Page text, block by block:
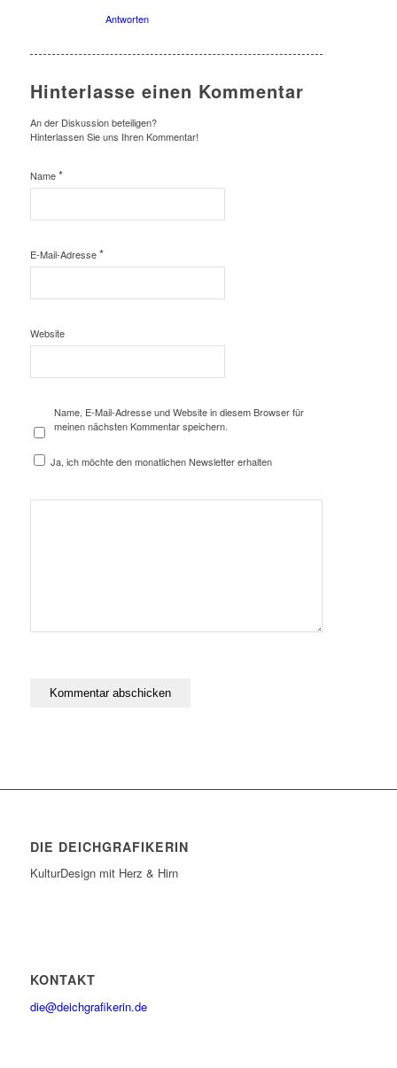
Antworten
Hinterlasse einen Kommentar
An der Diskussion beteiligen?
Hinterlassen Sie uns Ihren Kommentar!
Name*
E-Mail-Adresse*
Website
Name, E-Mail-Adresse und Website in diesem Browser für
meinen nächsten Kommentar speichern.
Ja, ich möchte den monatlichen Newsletter erhalten
DIE DEICHGRAFIKERIN
KulturDesign mit Herz & Hirn
KONTAKT
die@deichgrafikerin.de